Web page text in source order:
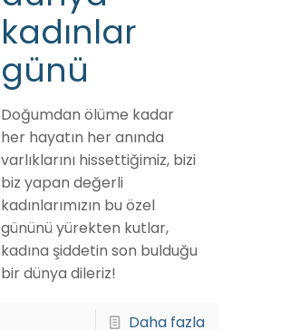
kadınlar
günü
Doğumdan ölüme kadar
her hayatın her anında
varlıklarını hissettiğimiz, bizi
biz yapan değerli
kadınlarımızın bu özel
gününü yürekten kutlar,
kadına şiddetin son bulduğu
bir dünya dileriz!
Daha fazla